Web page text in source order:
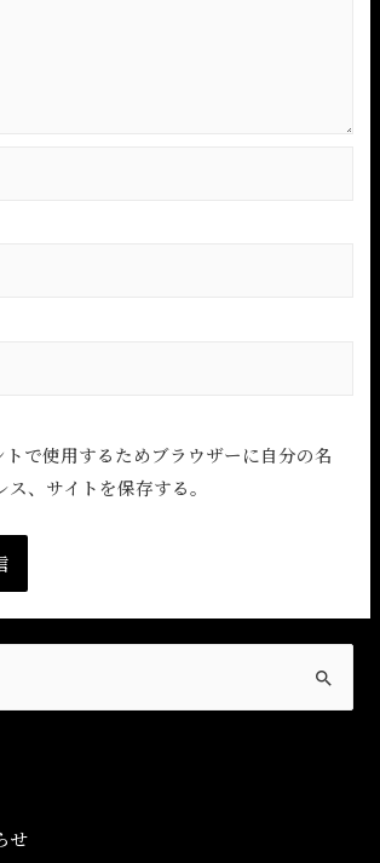
で使用するためブラウザーに自分の名
、サイトを保存する。
せ